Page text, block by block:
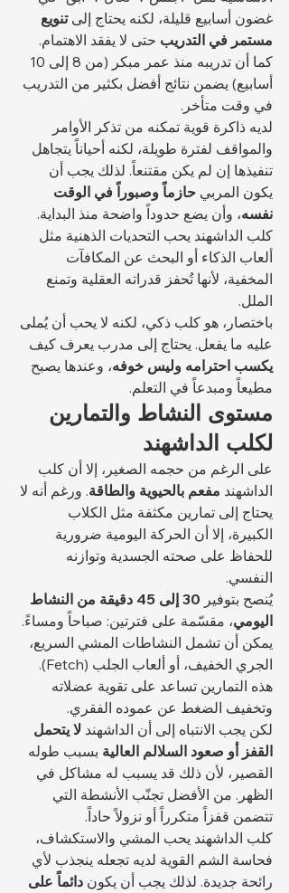
غضون أسابيع قليلة، لكنه يحتاج إلى تنويع
مستمر في التدريب حتى لا يفقد الاهتمام.
أسابيع) يضمن نتائج أفضل بكثير من التدريب
في وقت متأخر.
لديه ذاكرة قوية تمكنه من تذكر الأوامر
والمواقف لفترة طويلة، لكنه أحياناً يتجاهل
تنفيذها إن لم يكن مقتنعاً. لذلك يجب أن
يكون المربي حازماً وصبوراً في الوقت
نفسه، وأن يضع حدوداً واضحة منذ البداية.
كلب الداشهند يحب التحديات الذهنية مثل
ألعاب الذكاء أو البحث عن المكافآت
المخفية، لأنها تُحفز قدراته العقلية وتمنع
الملل.
باختصار، هو كلب ذكي، لكنه لا يحب أن يُملى
عليه ما يفعل. يحتاج إلى مدرب يعرف كيف
يكسب احترامه وليس خوفه، وعندها يصبح
مطيعاً ومبدعاً في التعلم.
مستوى النشاط والتمارين
لكلب الداشهند
على الرغم من حجمه الصغير، إلا أن كلب
الداشهند مفعم بالحيوية والطاقة. ورغم أنه لا
يحتاج إلى تمارين مكثفة مثل الكلاب
الكبيرة، إلا أن الحركة اليومية ضرورية
للحفاظ على صحته الجسدية وتوازنه
النفسي.
يُنصح بتوفير
30 إلى 45 دقيقة من النشاط
اليومي، مقسّمة على فترتين: صباحاً ومساءً.
يمكن أن تشمل النشاطات المشي السريع،
الجري الخفيف، أو ألعاب الجلب (Fetch).
هذه التمارين تساعد على تقوية عضلاته
وتخفيف الضغط عن عموده الفقري.
لكن يجب الانتباه إلى أن الداشهند لا يتحمل
القفز أو صعود السلالم العالية بسبب طوله
القصير، لأن ذلك قد يسبب له مشاكل في
الظهر. من الأفضل تجنّب الأنشطة التي
تتضمن قفزاً متكرراً أو نزولاً حاداً.
كلب الداشهند يحب المشي والاستكشاف،
فحاسة الشم القوية لديه تجعله ينجذب لأي
رائحة جديدة. لذلك يجب أن يكون دائماً على